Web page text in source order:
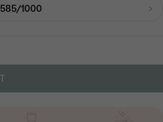
585/1000